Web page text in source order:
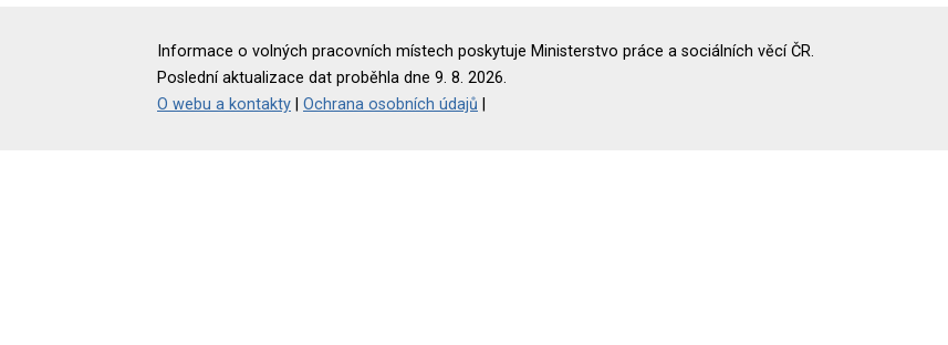
Informace o volných pracovních místech poskytuje Ministerstvo práce a sociálních věcí ČR.
Poslední aktualizace dat proběhla dne 9. 8. 2026.
O webu a kontakty
Ochrana osobních údajů